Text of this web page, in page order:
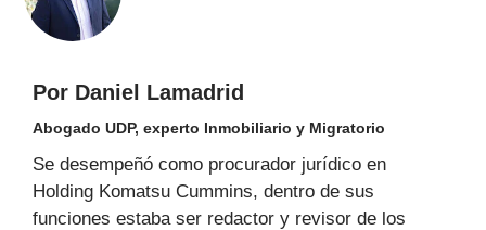
Por Daniel Lamadrid
Abogado UDP, experto Inmobiliario y Migratorio
Se desempeñó como procurador jurídico en
Holding Komatsu Cummins, dentro de sus
funciones estaba ser redactor y revisor de los